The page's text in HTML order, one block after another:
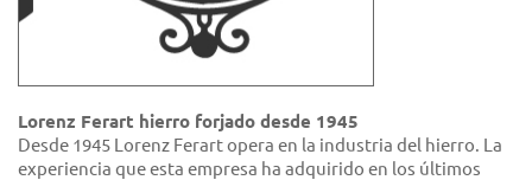
Lorenz Ferart hierro forjado desde 1945
Desde 1945 Lorenz Ferart opera en la industria del hierro. La
experiencia que esta empresa ha adquirido en los últimos